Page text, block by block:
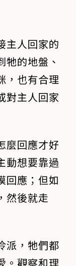
主人回家的
牠的地盤、
，也有合理
對主人回家
麼回應才好
動想要靠過
回應；但如
然後就走
派，牠們都
。觀察和理